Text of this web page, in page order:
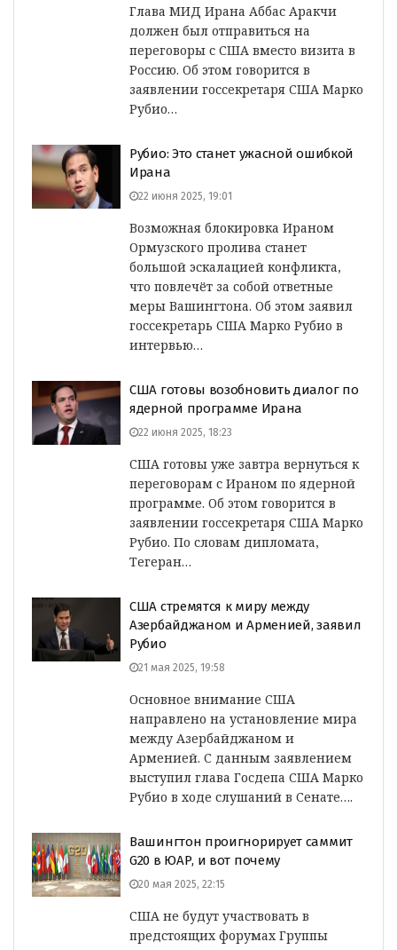
Глава МИД Ирана Аббас Аракчи
должен был отправиться на
переговоры с США вместо визита в
Россию. Об этом говорится в
заявлении госсекретаря США Марко
Рубио…
Рубио: Это станет ужасной ошибкой
Ирана
22 июня 2025, 19:01
Возможная блокировка Ираном
Ормузского пролива станет
большой эскалацией конфликта,
что повлечёт за собой ответные
меры Вашингтона. Об этом заявил
госсекретарь США Марко Рубио в
интервью…
США готовы возобновить диалог по
ядерной программе Ирана
22 июня 2025, 18:23
США готовы уже завтра вернуться к
переговорам с Ираном по ядерной
программе. Об этом говорится в
заявлении госсекретаря США Марко
Рубио. По словам дипломата,
Тегеран…
США стремятся к миру между
Азербайджаном и Арменией, заявил
Рубио
21 мая 2025, 19:58
Основное внимание США
направлено на установление мира
между Азербайджаном и
Арменией. С данным заявлением
выступил глава Госдепа США Марко
Рубио в ходе слушаний в Сенате….
Вашингтон проигнорирует саммит
G20 в ЮАР, и вот почему
20 мая 2025, 22:15
США не будут участвовать в
предстоящих форумах Группы